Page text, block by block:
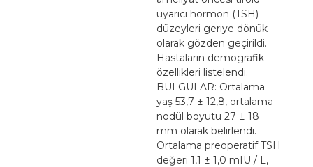
uyarıcı hormon (TSH)
düzeyleri geriye dönük
olarak gözden geçirildi.
Hastaların demografik
özellikleri listelendi.
BULGULAR: Ortalama
yaş 53,7 ± 12,8, ortalama
nodül boyutu 27 ± 18
mm olarak belirlendi.
Ortalama preoperatif TSH
değeri 1,1 ± 1,0 mIU / L,